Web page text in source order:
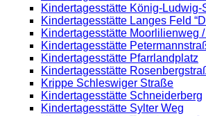
Kindertagesstätte König-Ludwig-
Kindertagesstätte Langes Feld
Kindertagesstätte Moorlilienweg
Kindertagesstätte
Kindertagesstätte Pfarrlandplatz
Kindertagesstätte
Krippe Schleswiger Straße
Kindertagesstätte Schneiderberg
Kindertagesstätte Sylter Weg